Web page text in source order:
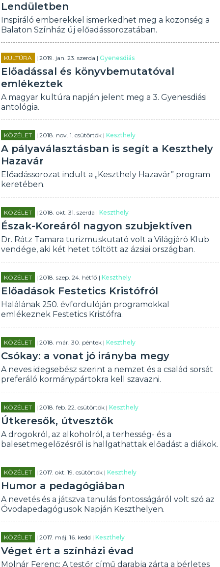
Lendületben
Inspiráló emberekkel ismerkedhet meg a közönség a
Balaton Színház új előadássorozatában.
KULTÚRA | 2019. jan. 23. szerda |Gyenesdiás
Előadással és könyvbemutatóval
emlékeztek
A magyar kultúra napján jelent meg a 3. Gyenesdiási
antológia.
KÖZÉLET | 2018. nov. 1. csütörtök |Keszthely
A pályaválasztásban is segít a Keszthely
Hazavár
Előadássorozat indult a „Keszthely Hazavár” program
keretében.
KÖZÉLET | 2018. okt. 31. szerda |Keszthely
Észak-Koreáról nagyon szubjektíven
Dr. Rátz Tamara turizmuskutató volt a Világjáró Klub
vendége, aki két hetet töltött az ázsiai országban.
KÖZÉLET | 2018. szep. 24. hétfő |Keszthely
Előadások Festetics Kristófról
Halálának 250. évfordulóján programokkal
emlékeznek Festetics Kristófra.
KÖZÉLET | 2018. már. 30. péntek |Keszthely
Csókay: a vonat jó irányba megy
A neves idegsebész szerint a nemzet és a család sorsát
preferáló kormánypártokra kell szavazni.
KÖZÉLET | 2018. feb. 22. csütörtök |Keszthely
Útkeresők, útvesztők
A drogokról, az alkoholról, a terhesség- és a
balesetmegelőzésről is hallgathattak előadást a diákok.
KÖZÉLET | 2017. okt. 19. csütörtök |Keszthely
Humor a pedagógiában
A nevetés és a játszva tanulás fontosságáról volt szó az
Óvodapedagógusok Napján Keszthelyen.
KÖZÉLET | 2017. máj. 16. kedd |Keszthely
Véget ért a színházi évad
Molnár Ferenc: A testőr című darabja zárta a bérletes